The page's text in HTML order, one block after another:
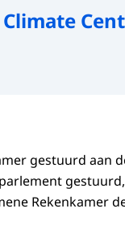
gestuurd aan
Rekenkamer